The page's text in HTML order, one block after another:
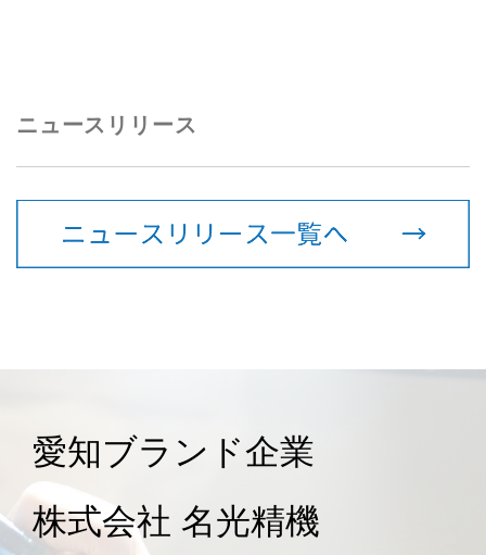
ニュースリリース
愛知ブランド企業
株式会社 名光精機